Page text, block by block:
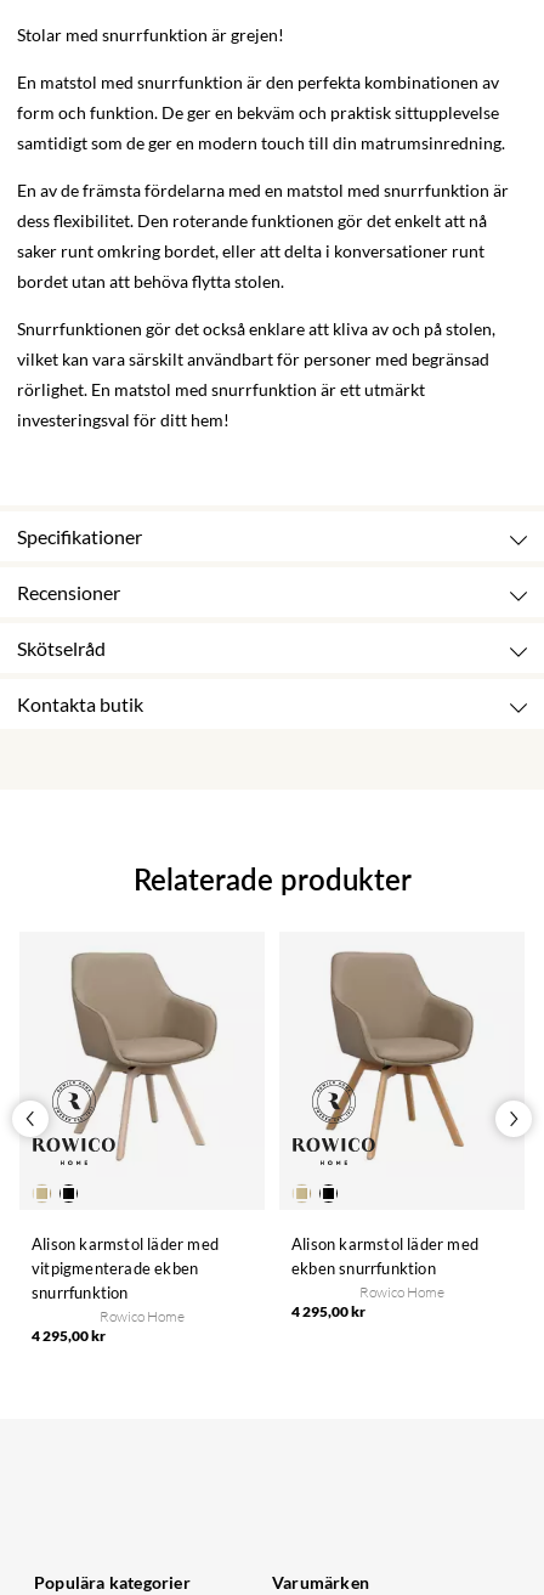
Stolar med snurrfunktion är grejen!
En matstol med snurrfunktion är den perfekta kombinationen av
form och funktion. De ger en bekväm och praktisk sittupplevelse
samtidigt som de ger en modern touch till din matrumsinredning.
En av de främsta fördelarna med en matstol med snurrfunktion är
dess flexibilitet. Den roterande funktionen gör det enkelt att nå
saker runt omkring bordet, eller att delta i konversationer runt
bordet utan att behöva flytta stolen.
Snurrfunktionen gör det också enklare att kliva av och på stolen,
vilket kan vara särskilt användbart för personer med begränsad
rörlighet. En matstol med snurrfunktion är ett utmärkt
investeringsval för ditt hem!
Specifikationer
Recensioner
Skötselråd
Kontakta butik
Relaterade produkter
Alison karmstol läder med
vitpigmenterade ekben
snurrfunktion
Rowico Home
4 295,00 kr
Alison karmstol läder med
ekben snurrfunktion
Rowico Home
4 295,00 kr
Populära kategorier Varumärken